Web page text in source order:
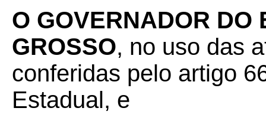
O GOVERNADOR DO
GROSSO, no uso das
conferidas pelo artigo
Estadual, e